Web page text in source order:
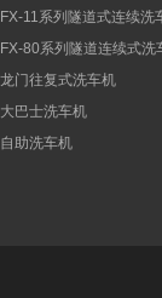
FX-11系列隧道式连续洗
FX-80系列隧道连续式洗
龙门往复式洗车机
大巴士洗车机
自助洗车机